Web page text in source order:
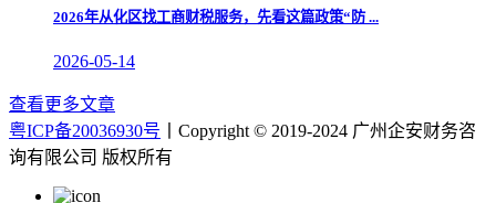
2026年从化区找工商财税服务，先看这篇政策“防 ...
2026-05-14
查看更多文章
粤ICP备20036930号 丨Copyright © 2019-2024 广州企安财务咨
询有限公司 版权所有